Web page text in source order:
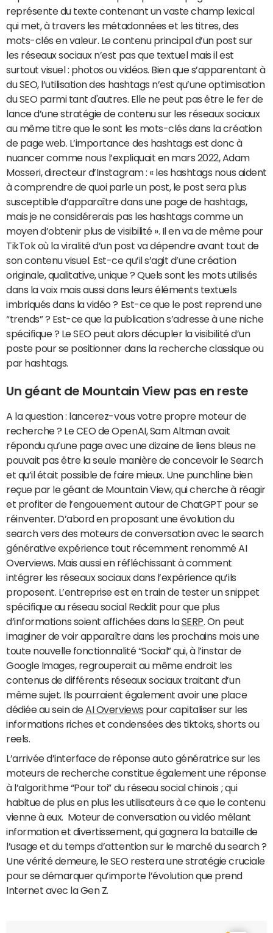
représente du texte contenant un vaste champ lexical
qui met, à travers les métadonnées et les titres, des
mots-clés en valeur. Le contenu principal d’un post sur
les réseaux sociaux n’est pas que textuel mais il est
surtout visuel : photos ou vidéos. Bien que s’apparentant à
du SEO, l’utilisation des hashtags n’est qu’une optimisation
du SEO parmi tant d'autres. Elle ne peut pas être le fer de
lance d’une stratégie de contenu sur les réseaux sociaux
au même titre que le sont les mots-clés dans la création
de page web. L’importance des hashtags est donc à
nuancer comme nous l’expliquait en mars 2022, Adam
Mosseri, directeur d’Instagram : « les hashtags nous aident
à comprendre de quoi parle un post, le post sera plus
susceptible d’apparaître dans une page de hashtags,
mais je ne considérerais pas les hashtags comme un
moyen d’obtenir plus de visibilité ». Il en va de même pour
TikTok où la viralité d’un post va dépendre avant tout de
son contenu visuel. Est-ce qu’il s’agit d’une création
originale, qualitative, unique ? Quels sont les mots utilisés
dans la voix mais aussi dans leurs éléments textuels
imbriqués dans la vidéo ? Est-ce que le post reprend une
“trends” ? Est-ce que la publication s’adresse à une niche
spécifique ? Le SEO peut alors décupler la visibilité d’un
poste pour se positionner dans la recherche classique ou
par hashtags.
Un géant de Mountain View pas en reste
A la question : lancerez-vous votre propre moteur de
recherche ? Le CEO de OpenAI, Sam Altman avait
répondu qu’une page avec une dizaine de liens bleus ne
pouvait pas être la seule manière de concevoir le Search
et qu’il était possible de faire mieux. Une punchline bien
reçue par le géant de Mountain View, qui cherche à réagir
et profiter de l’engouement autour de ChatGPT pour se
réinventer. D’abord en proposant une évolution du
search vers des moteurs de conversation avec le search
générative expérience tout récemment renommé AI
Overviews. Mais aussi en réfléchissant à comment
intégrer les réseaux sociaux dans l’expérience qu’ils
proposent. L’entreprise est en train de tester un snippet
spécifique au réseau social Reddit pour que plus
d’informations soient affichées dans laSERP . On peut
imaginer de voir apparaître dans les prochains mois une
toute nouvelle fonctionnalité “Social” qui, à l’instar de
Google Images, regrouperait au même endroit les
contenus de différents réseaux sociaux traitant d’un
même sujet. Ils pourraient également avoir une place
dédiée au sein de AI Overviews pour capitaliser sur les
informations riches et condensées des tiktoks, shorts ou
reels.
L’arrivée d’interface de réponse auto génératrice sur les
moteurs de recherche constitue également une réponse
à l’algorithme “Pour toi” du réseau social chinois ; qui
habitue de plus en plus les utilisateurs à ce que le contenu
vienne à eux. Moteur de conversation ou vidéo mêlant
information et divertissement, qui gagnera la bataille de
l’usage et du temps d’attention sur le marché du search ?
Une vérité demeure, le SEO restera une stratégie cruciale
pour se démarquer qu’importe l’évolution que prend
Internet avec la Gen Z.